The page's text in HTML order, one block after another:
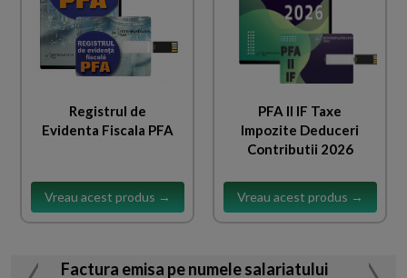
Registrul de
Evidenta Fiscala PFA
Vreau acest produs →
PFA II IF Taxe
Impozite Deduceri
Contributii 2026
Vreau acest produs →
Factura emisa pe numele salariatului